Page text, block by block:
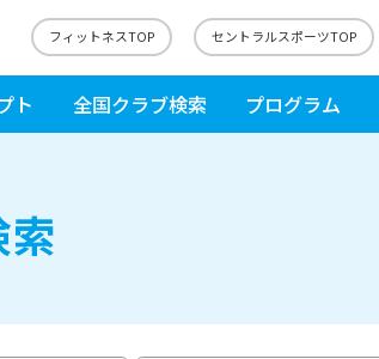
フィットネスTOP セントラルスポーツTOP
ト 全国クラブ検索 プログラム